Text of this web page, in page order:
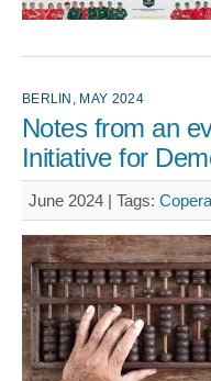
BERLIN, MAY 2024
Notes from an
Initiative for
June 2024 | Tags: